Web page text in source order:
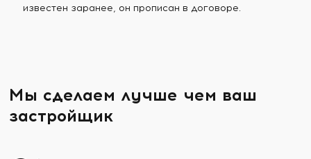
известен заранее, он прописан в договоре.
Мы сделаем лучше чем ваш
застройщик